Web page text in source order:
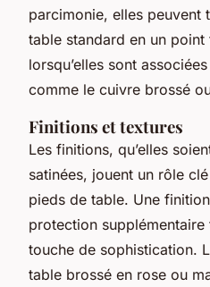
parcimonie, elles peuvent
table standard en un
lorsqu’elles sont
comme le cuivre brossé
Finitions et textures
Les finitions, qu’elles
satinées, jouent un rôle
pieds de table. Une
protection
touche de sophistication.
table brossé en rose ou